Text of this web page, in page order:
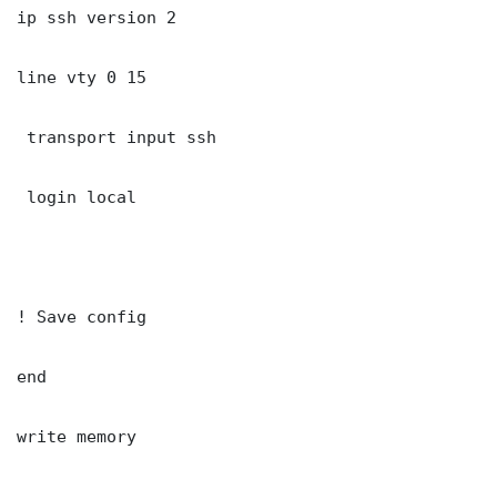
ip ssh version 2
line vty 0 15
transport input ssh
login local
! Save config
end
write memory